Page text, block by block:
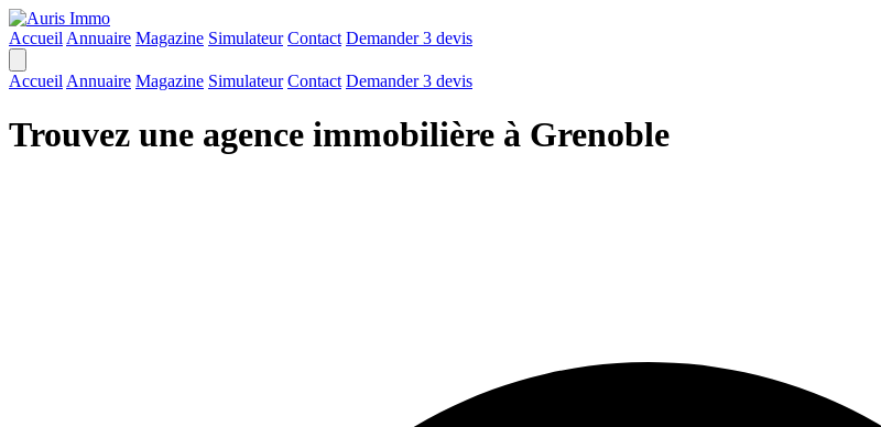
Accueil Annuaire Magazine Simulateur Contact Demander 3 devis
Accueil Annuaire Magazine Simulateur Contact Demander 3 devis
Trouvez une agence immobilière à Grenoble